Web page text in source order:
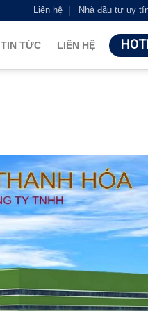
Liên hệ Nhà đầu tư uy
TIN TỨC LIÊN HỆ